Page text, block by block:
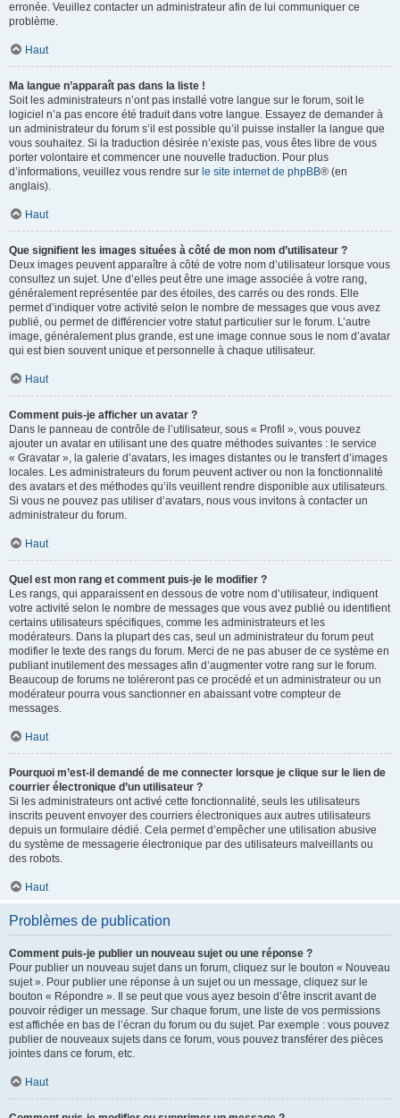
erronée. Veuillez contacter un administrateur afin de lui communiquer ce
problème.
Haut
Ma langue n’apparaît pas dans la liste !
Soit les administrateurs n’ont pas installé votre langue sur le forum, soit le
logiciel n’a pas encore été traduit dans votre langue. Essayez de demander à
un administrateur du forum s’il est possible qu’il puisse installer la langue que
vous souhaitez. Si la traduction désirée n’existe pas, vous êtes libre de vous
porter volontaire et commencer une nouvelle traduction. Pour plus
d’informations, veuillez vous rendre sur le site internet de phpBB® (en
anglais).
Haut
Que signifient les images situées à côté de mon nom d’utilisateur ?
Deux images peuvent apparaître à côté de votre nom d’utilisateur lorsque vous
consultez un sujet. Une d’elles peut être une image associée à votre rang,
généralement représentée par des étoiles, des carrés ou des ronds. Elle
permet d’indiquer votre activité selon le nombre de messages que vous avez
publié, ou permet de différencier votre statut particulier sur le forum. L’autre
image, généralement plus grande, est une image connue sous le nom d’avatar
qui est bien souvent unique et personnelle à chaque utilisateur.
Haut
Comment puis-je afficher un avatar ?
Dans le panneau de contrôle de l’utilisateur, sous « Profil », vous pouvez
ajouter un avatar en utilisant une des quatre méthodes suivantes : le service
« Gravatar », la galerie d’avatars, les images distantes ou le transfert d’images
locales. Les administrateurs du forum peuvent activer ou non la fonctionnalité
des avatars et des méthodes qu’ils veuillent rendre disponible aux utilisateurs.
Si vous ne pouvez pas utiliser d’avatars, nous vous invitons à contacter un
administrateur du forum.
Haut
Quel est mon rang et comment puis-je le modifier ?
Les rangs, qui apparaissent en dessous de votre nom d’utilisateur, indiquent
votre activité selon le nombre de messages que vous avez publié ou identifient
certains utilisateurs spécifiques, comme les administrateurs et les
modérateurs. Dans la plupart des cas, seul un administrateur du forum peut
modifier le texte des rangs du forum. Merci de ne pas abuser de ce système en
publiant inutilement des messages afin d’augmenter votre rang sur le forum.
Beaucoup de forums ne toléreront pas ce procédé et un administrateur ou un
modérateur pourra vous sanctionner en abaissant votre compteur de
messages.
Haut
Pourquoi m’est-il demandé de me connecter lorsque je clique sur le lien de
courrier électronique d’un utilisateur ?
Si les administrateurs ont activé cette fonctionnalité, seuls les utilisateurs
inscrits peuvent envoyer des courriers électroniques aux autres utilisateurs
depuis un formulaire dédié. Cela permet d’empêcher une utilisation abusive
du système de messagerie électronique par des utilisateurs malveillants ou
des robots.
Haut
Problèmes de publication
Comment puis-je publier un nouveau sujet ou une réponse ?
Pour publier un nouveau sujet dans un forum, cliquez sur le bouton « Nouveau
sujet ». Pour publier une réponse à un sujet ou un message, cliquez sur le
bouton « Répondre ». Il se peut que vous ayez besoin d’être inscrit avant de
pouvoir rédiger un message. Sur chaque forum, une liste de vos permissions
est affichée en bas de l’écran du forum ou du sujet. Par exemple : vous pouvez
publier de nouveaux sujets dans ce forum, vous pouvez transférer des pièces
jointes dans ce forum, etc.
Haut